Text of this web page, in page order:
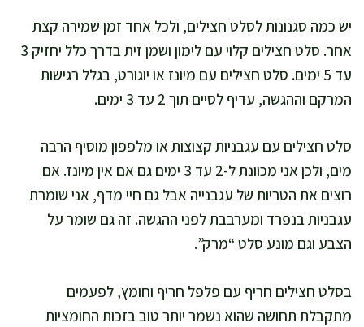
יש כמה סגנונות לסלט חצילים, ולכל אחד זמן שמירה קצת
אחר. סלט חצילים קלוי עם לימון ושמן זית בדרך כלל יחזיק 3
עד 5 ימים. סלט חצילים עם מיונז או יוגורט, בגלל רגישות
המרקם וההגשה, עדיף לסיים תוך 2 עד 3 ימים.
סלט חצילים עם עגבניות קצוצות או מלפפון מוסיף הרבה
מים, ולכן אני מכוונת ל-2 עד 3 ימים גם אם אין מיונז. אם
רוצים את הטריות של עגבנייה אבל גם חיי מדף, אני שומרת
עגבניות בנפרד ומערבבת לפני ההגשה. זה גם שומר על
הצבע וגם מונע סלט “מרק”.
בסלט חצילים חריף עם פלפל חריף וחומץ, לפעמים
מתקבלת תחושה שהוא נשמר יותר טוב בזכות החומציות